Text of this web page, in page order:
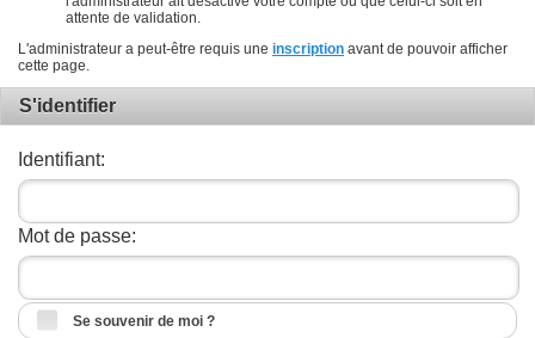
attente de validation.
L'administrateur a peut-être requis une inscription avant de pouvoir afficher
cette page.
S'identifier
Identifiant:
Mot de passe:
Se souvenir de moi ?